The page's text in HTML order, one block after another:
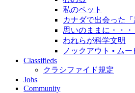
私のペット
カナダで出会った「
思いのままに・・
われらが科学文明
ノックアウト • ム
Classifieds
クラシファイド規定
Jobs
Community